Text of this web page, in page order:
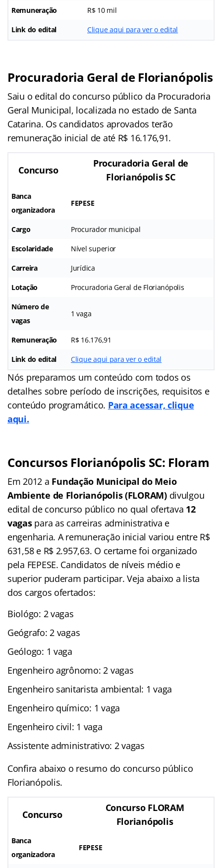
Remuneração R$ 10 mil
Link do edital Clique aqui para ver o edital
Procuradoria Geral de Florianópolis
Saiu o edital do concurso público da Procuradoria
Geral Municipal, localizada no estado de Santa
Catarina. Os candidatos aprovados terão
remuneração inicial de até R$ 16.176,91.
Concurso
Procuradoria Geral de
Florianópolis SC
Banca
organizadora
FEPESE
Cargo Procurador municipal
Escolaridade Nível superior
Carreira Jurídica
Lotação Procuradoria Geral de Florianópolis
Número de
vagas
1 vaga
Remuneração R$ 16.176,91
Link do edital Clique aqui para ver o edital
Nós preparamos um conteúdo com todos os
detalhes sobre período de inscrições, requisitos e
conteúdo programático. Para acessar, clique
aqui.
Concursos Florianópolis SC: Floram
Em 2012 a Fundação Municipal do Meio
Ambiente de Florianópolis (FLORAM)divulgou
edital de concurso público no qual ofertava 12
vagaspara as carreiras administrativa e
engenharia. A remuneração inicial variou entre R$
631,58 e R$ 2.957,63. O certame foi organizado
pela FEPESE. Candidatos de níveis médio e
superior puderam participar. Veja abaixo a lista
dos cargos ofertados:
Biológo: 2 vagas
Geógrafo: 2 vagas
Geólogo: 1 vaga
Engenheiro agrônomo: 2 vagas
Engenheiro sanitarista ambiental: 1 vaga
Engenheiro químico: 1 vaga
Engenheiro civil: 1 vaga
Assistente administrativo: 2 vagas
Confira abaixo o resumo do concurso público
Florianópolis.
Concurso
Concurso FLORAM
Florianópolis
Banca
organizadora
FEPESE